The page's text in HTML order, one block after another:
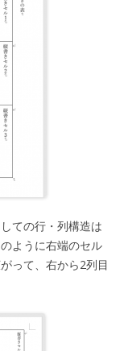
ての行・列構造は
ように右端のセル
って、右から2列目